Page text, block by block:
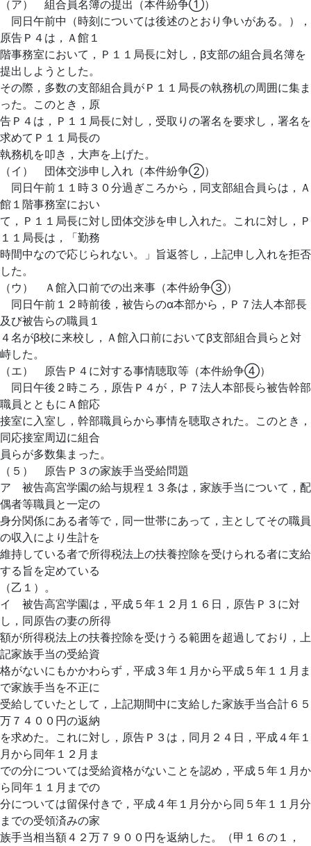
（ア） 組合員名簿の提出（本件紛争①）
同日午前中（時刻については後述のとおり争いがある。），
原告Ｐ４は，Ａ館１
階事務室において，Ｐ１１局長に対し，β支部の組合員名簿を
提出しようとした。
その際，多数の支部組合員がＰ１１局長の執務机の周囲に集ま
った。このとき，原
告Ｐ４は，Ｐ１１局長に対し，受取りの署名を要求し，署名を
求めてＰ１１局長の
執務机を叩き，大声を上げた。
（イ） 団体交渉申し入れ（本件紛争②）
同日午前１１時３０分過ぎころから，同支部組合員らは，Ａ
館１階事務室におい
て，Ｐ１１局長に対し団体交渉を申し入れた。これに対し，Ｐ
１１局長は，「勤務
時間中なので応じられない。」旨返答し，上記申し入れを拒否
した。
（ウ） Ａ館入口前での出来事（本件紛争③）
同日午前１２時前後，被告らのα本部から，Ｐ７法人本部長
及び被告らの職員１
４名がβ校に来校し，Ａ館入口前においてβ支部組合員らと対
峙した。
（エ） 原告Ｐ４に対する事情聴取等（本件紛争④）
同日午後２時ころ，原告Ｐ４が，Ｐ７法人本部長ら被告幹部
職員とともにＡ館応
接室に入室し，幹部職員らから事情を聴取された。このとき，
同応接室周辺に組合
員らが多数集まった。
（５） 原告Ｐ３の家族手当受給問題
ア 被告高宮学園の給与規程１３条は，家族手当について，配
偶者等職員と一定の
身分関係にある者等で，同一世帯にあって，主としてその職員
の収入により生計を
維持している者で所得税法上の扶養控除を受けられる者に支給
する旨を定めている
（乙１）。
イ 被告高宮学園は，平成５年１２月１６日，原告Ｐ３に対
し，同原告の妻の所得
額が所得税法上の扶養控除を受けうる範囲を超過しており，上
記家族手当の受給資
格がないにもかかわらず，平成３年１月から平成５年１１月ま
で家族手当を不正に
受給していたとして，上記期間中に支給した家族手当合計６５
万７４００円の返納
を求めた。これに対し，原告Ｐ３は，同月２４日，平成４年１
月から同年１２月ま
での分については受給資格がないことを認め，平成５年１月か
ら同年１１月までの
分については留保付きで，平成４年１月分から同５年１１月分
までの受領済みの家
族手当相当額４２万７９００円を返納した。（甲１６の１，